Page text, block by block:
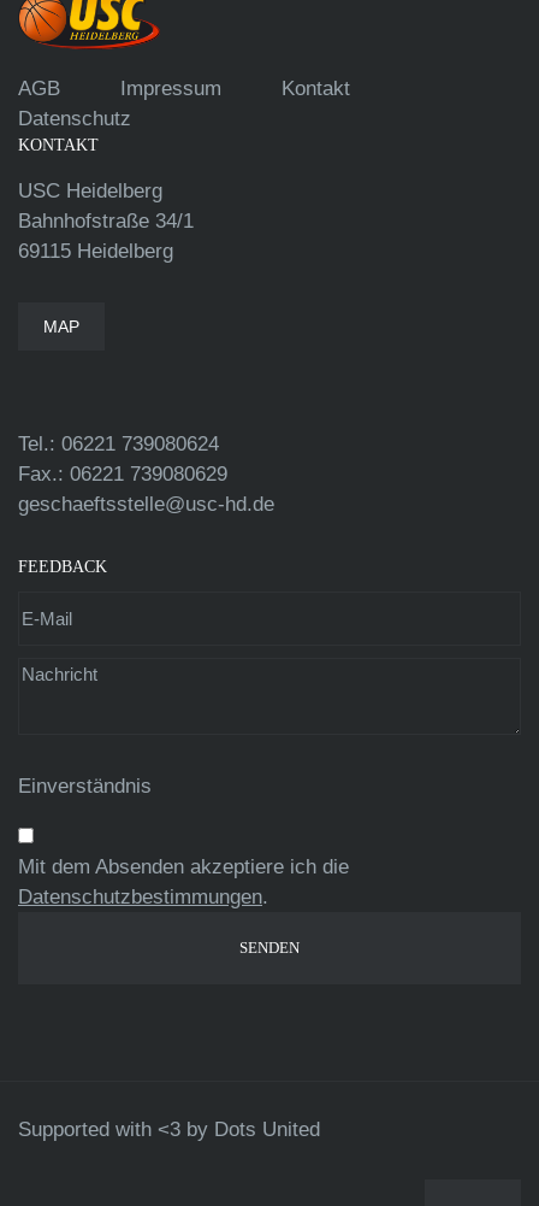
AGB Impressum
Kontakt
Datenschutz
KONTAKT
USC Heidelberg
Bahnhofstraße 34/1
69115 Heidelberg
MAP
Tel.: 06221 739080624
Fax.: 06221 739080629
geschaeftsstelle@usc-hd.de
FEEDBACK
Einverständnis
Mit dem Absenden akzeptiere ich die
Datenschutzbestimmungen.
Supported with <3 by Dots United